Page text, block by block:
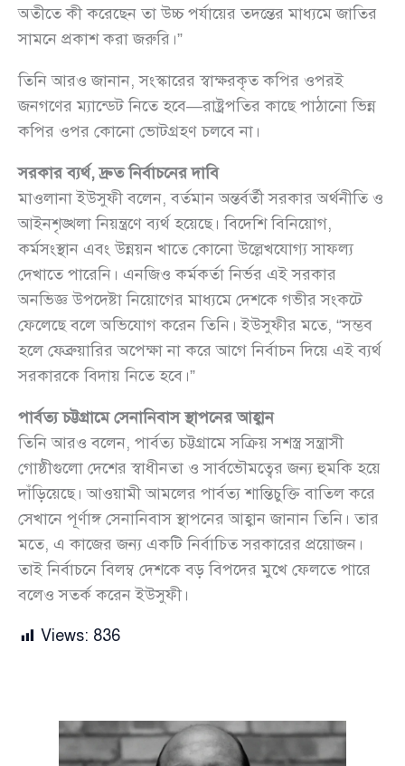
অতীতে কী করেছেন তা উচ্চ পর্যায়ের তদন্তের মাধ্যমে জাতির
সামনে প্রকাশ করা জরুরি।”
তিনি আরও জানান, সংস্কারের স্বাক্ষরকৃত কপির ওপরই
জনগণের ম্যান্ডেট নিতে হবে—রাষ্ট্রপতির কাছে পাঠানো ভিন্ন
কপির ওপর কোনো ভোটগ্রহণ চলবে না।
সরকার ব্যর্থ, দ্রুত নির্বাচনের দাবি
মাওলানা ইউসুফী বলেন, বর্তমান অন্তর্বর্তী সরকার অর্থনীতি ও
আইনশৃঙ্খলা নিয়ন্ত্রণে ব্যর্থ হয়েছে। বিদেশি বিনিয়োগ,
কর্মসংস্থান এবং উন্নয়ন খাতে কোনো উল্লেখযোগ্য সাফল্য
দেখাতে পারেনি। এনজিও কর্মকর্তা নির্ভর এই সরকার
অনভিজ্ঞ উপদেষ্টা নিয়োগের মাধ্যমে দেশকে গভীর সংকটে
ফেলেছে বলে অভিযোগ করেন তিনি। ইউসুফীর মতে, “সম্ভব
হলে ফেব্রুয়ারির অপেক্ষা না করে আগে নির্বাচন দিয়ে এই ব্যর্থ
সরকারকে বিদায় নিতে হবে।”
পার্বত্য চট্টগ্রামে সেনানিবাস স্থাপনের আহ্বান
তিনি আরও বলেন, পার্বত্য চট্টগ্রামে সক্রিয় সশস্ত্র সন্ত্রাসী
গোষ্ঠীগুলো দেশের স্বাধীনতা ও সার্বভৌমত্বের জন্য হুমকি হয়ে
দাঁড়িয়েছে। আওয়ামী আমলের পার্বত্য শান্তিচুক্তি বাতিল করে
সেখানে পূর্ণাঙ্গ সেনানিবাস স্থাপনের আহ্বান জানান তিনি। তার
মতে, এ কাজের জন্য একটি নির্বাচিত সরকারের প্রয়োজন।
তাই নির্বাচনে বিলম্ব দেশকে বড় বিপদের মুখে ফেলতে পারে
বলেও সতর্ক করেন ইউসুফী।
Views: 836